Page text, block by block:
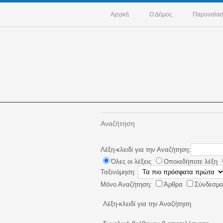
Αρχική Ο Δήμος
Αναζήτηση
Λέξη-κλειδί για την Αναζήτηση:
Όλες οι λέξεις
Οποιαδήποτε λέξη
Ταξινόμηση:
Μόνο Αναζήτηση:
Άρθρα
Λέξη-κλειδί για την Αναζήτηση